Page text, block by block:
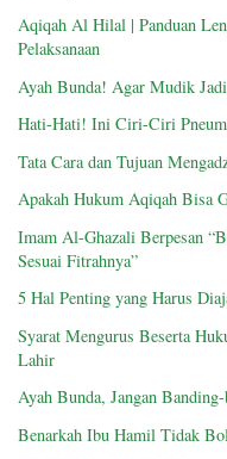
Aqiqah Al Hilal | Panduan
Pelaksanaan
Ayah Bunda! Agar Mudik
Hati-Hati! Ini Ciri-Ciri
Tata Cara dan Tujuan
Apakah Hukum Aqiqah Bisa
Imam Al-Ghazali Berpesan
Sesuai Fitrahnya”
5 Hal Penting yang Harus
Syarat Mengurus Beserta
Lahir
Ayah Bunda, Jangan
Benarkah Ibu Hamil Tidak